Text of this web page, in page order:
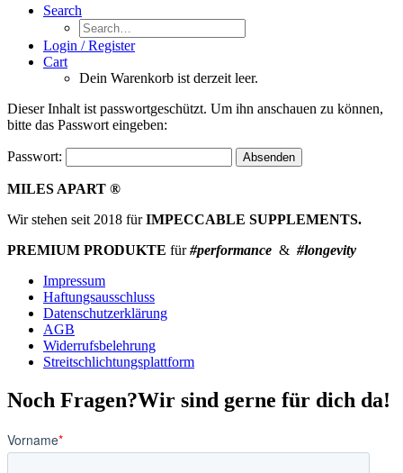
Search
Login / Register
Cart
Dein Warenkorb ist derzeit leer.
Dieser Inhalt ist passwortgeschützt. Um ihn anschauen zu können,
bitte das Passwort eingeben:
Passwort:
MILES APART ®
Wir stehen seit 2018 fürIMPECCABLE SUPPLEMENTS.
PREMIUM PRODUKTE für#performance & #longevity
Impressum
Haftungsausschluss
Datenschutzerklärung
AGB
Widerrufsbelehrung
Streitschlichtungsplattform
Noch Fragen?Wir sind gerne für dich da!